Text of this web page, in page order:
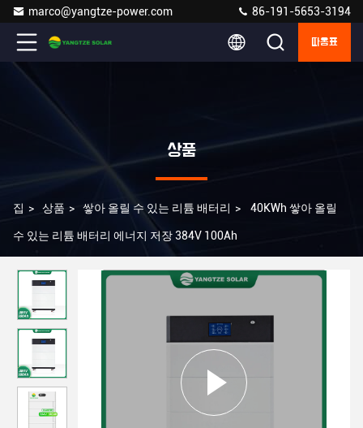
marco@yangtze-power.com 86-191-5653-3194
따옴표
상품
집 > 상품 > 쌓아 올릴 수 있는 리튬 배터리 > 40KWh 쌓아 올릴
수 있는 리튬 배터리 에너지 저장 384V 100Ah